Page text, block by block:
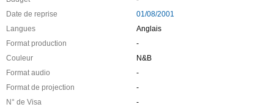
Date de reprise
01/08/2001
Langues
Anglais
Format production
-
Couleur
N&B
Format audio
-
Format de projection
-
N° de Visa
-